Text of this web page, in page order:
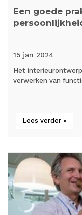
Een goede
15 jan 2024
Het
verwerken van
Lees verder »